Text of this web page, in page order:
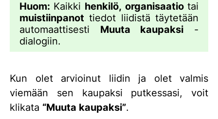
Huom: Kaikki henkilö, organisaatio tai
muistiinpanot tiedot liidistä täytetään
automaattisesti Muuta kaupaksi -
dialogiin.
Kun olet arvioinut liidin ja olet valmis
viemään sen kaupaksi putkessasi, voit
klikata “Muuta kaupaksi”.